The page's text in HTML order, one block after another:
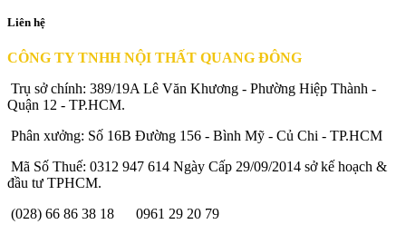
Liên hệ
CÔNG TY TNHH NỘI THẤT QUANG ĐÔNG
Trụ sở chính: 389/19A Lê Văn Khương - Phường Hiệp Thành -
Quận 12 - TP.HCM.
Phân xưởng: Số 16B Đường 156 - Bình Mỹ - Củ Chi - TP.HCM
Mã Số Thuế: 0312 947 614 Ngày Cấp 29/09/2014 sở kế hoạch &
đầu tư TPHCM.
(028) 66 86 38 18
0961 29 20 79